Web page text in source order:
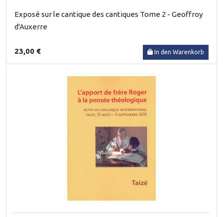
Exposé sur le cantique des cantiques Tome 2 - Geoffroy
d'Auxerre
23,00 € In den Warenkorb